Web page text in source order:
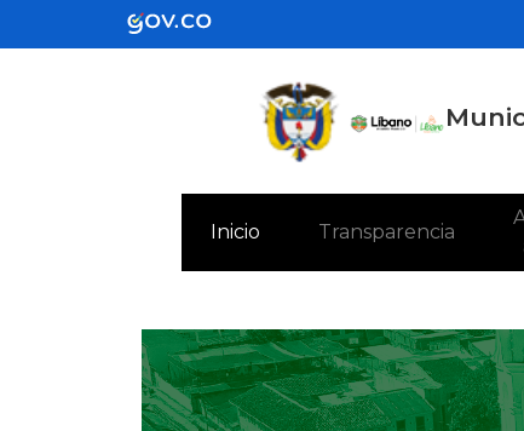
Inicio(current)Transparencia